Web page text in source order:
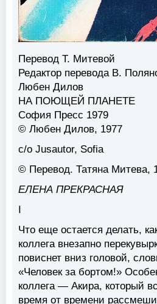
Перевод Т. Митевой
Редактор перевода В.
Любен Дилов
НА ПОЮЩЕЙ ПЛАНЕТЕ
София Пресс 1979
© Любен Дилов, 1977
с/о Jusautor, Sofia
© Перевод. Татяна Митева,
ЕЛЕНА ПРЕКРАСНАЯ
I
Что еще остается делать,
коллега внезапно
повиснет вниз головой,
«Человек за бортом!»
коллега — Акира, который
время от времени